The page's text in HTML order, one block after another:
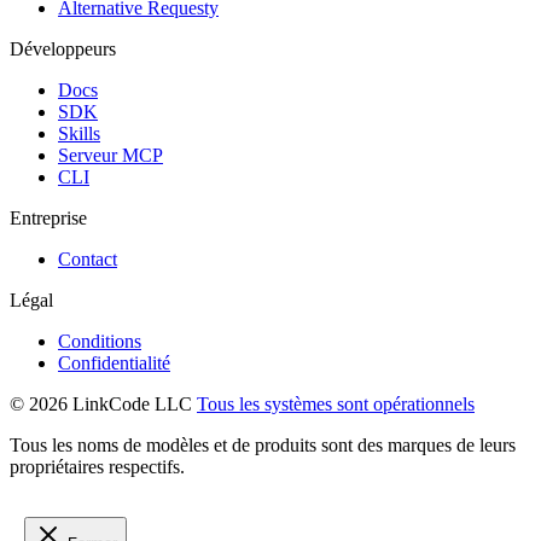
Alternative Requesty
Développeurs
Docs
SDK
Skills
Serveur MCP
CLI
Entreprise
Contact
Légal
Conditions
Confidentialité
© 2026 LinkCode LLC Tous les systèmes sont opérationnels
Tous les noms de modèles et de produits sont des marques de leurs
propriétaires respectifs.